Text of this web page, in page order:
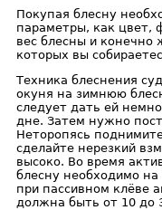
Покупая блесну
параметры, как цвет,
вес блесны и конечно
которых вы
Техника блеснения
окуня на зимнюю
следует дать ей
дне. Затем нужно
Неторопясь
сделайте нерезкий
высоко. Во время
блесну необходимо
при пассивном клёве
должна быть от 10 до